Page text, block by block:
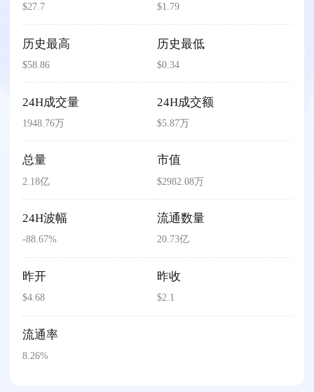
$27.7 $1.79
历史最高
$58.86
历史最低
$0.34
24H成交量
1948.76万
24H成交额
$5.87万
总量
2.18亿
市值
$2982.08万
24H波幅
-88.67%
流通数量
20.73亿
昨开
$4.68
昨收
$2.1
流通率
8.26%